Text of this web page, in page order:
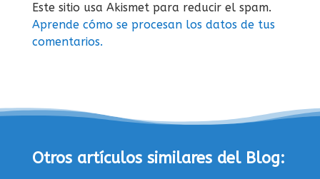
Este sitio usa Akismet para reducir el spam.
Aprende cómo se procesan los datos de tus
comentarios.
Otros artículos similares del Blog: